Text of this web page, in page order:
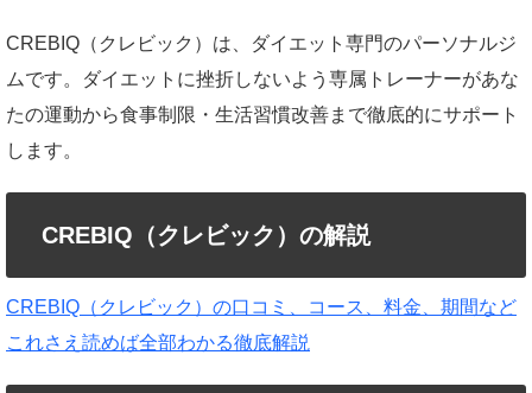
CREBIQ（クレビック）は、ダイエット専門のパーソナルジ
ムです。ダイエットに挫折しないよう専属トレーナーがあな
たの運動から食事制限・生活習慣改善まで徹底的にサポート
します。
CREBIQ（クレビック）の解説
CREBIQ（クレビック）の口コミ、コース、料金、期間など
これさえ読めば全部わかる徹底解説